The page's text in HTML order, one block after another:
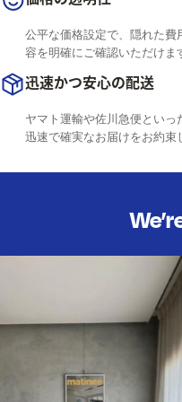
公平な価格設定で、隠れた
容を明確にご確認いただけま
迅速かつ安心の配送
ヤマト運輸や佐川急便とい
迅速で確実なお届けをお約束